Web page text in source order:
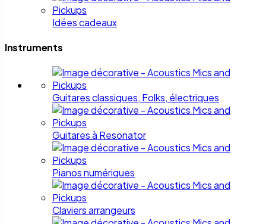
Idées cadeaux
Instruments
Guitares classiques, Folks, électriques
Guitares à Resonator
Pianos numériques
Claviers arrangeurs